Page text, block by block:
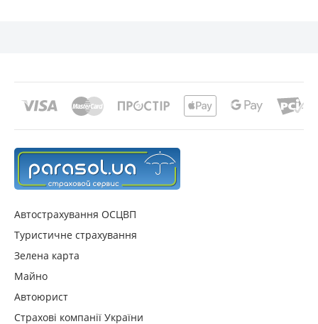
Автострахування ОСЦВП
Туристичне страхування
Зелена карта
Майно
Автоюрист
Страхові компанії України